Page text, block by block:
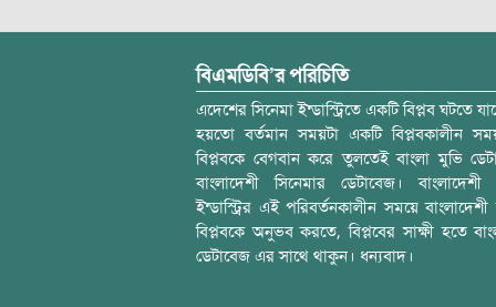
বিএমডিবি’র পরিচিতি
এদেশের সিনেমা ইন্ডাস্ট্রিতে একটি বিপ্লব ঘটতে
হয়তো বর্তমান সময়টা একটি বিপ্লবকালীন
বিপ্লবকে বেগবান করে তুলতেই বাংলা মুভি
বাংলাদেশী সিনেমার ডেটাবেজ। বাংলাদেশী
ইন্ডাস্ট্রির এই পরিবর্তনকালীন সময়ে বাংলাদেশী
বিপ্লবকে অনুভব করতে, বিপ্লবের সাক্ষী হতে
ডেটাবেজ এর সাথে থাকুন। ধন্যবাদ।